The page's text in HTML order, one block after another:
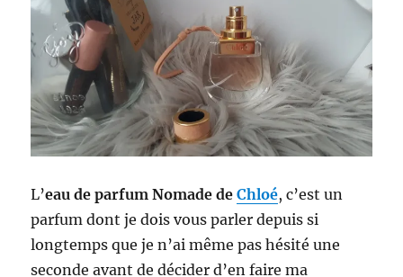
L’eau de parfum Nomade deChloé, c’est un
parfum dont je dois vous parler depuis si
longtemps que je n’ai même pas hésité une
seconde avant de décider d’en faire ma